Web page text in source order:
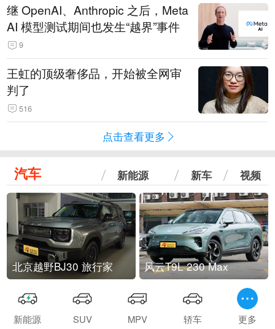
继 OpenAI、Anthropic 之后，Meta
AI 模型测试期间也发生“越界”事件
9
王虹的顶级奢侈品，开始被全网审
判了
516
点击查看更多
汽车 新能源 新车 视频
北京越野BJ30 旅行家 风云T9L 230 Max
新能源 SUV MPV 轿车 更多